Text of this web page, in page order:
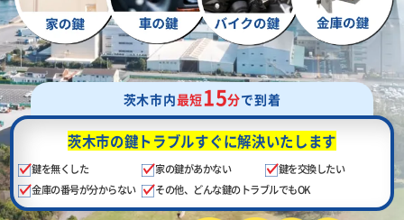
茨木市内最短15分で到着
茨木市の鍵トラブルすぐに解決いたします
鍵を無くした 家の鍵があかない
鍵を交換したい
金庫の番号が分からない
その他、どんな鍵のトラブルでもOK